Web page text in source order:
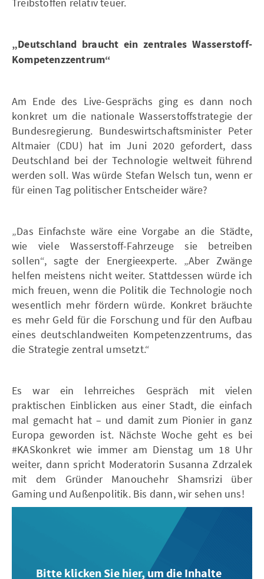
„Deutschland braucht ein zentrales Wasserstoff-
Kompetenzzentrum“
Am Ende des Live-Gesprächs ging es dann noch
konkret um die nationale Wasserstoffstrategie der
Bundesregierung. Bundeswirtschaftsminister Peter
Altmaier (CDU) hat im Juni 2020 gefordert, dass
Deutschland bei der Technologie weltweit führend
werden soll. Was würde Stefan Welsch tun, wenn er
für einen Tag politischer Entscheider wäre?
„Das Einfachste wäre eine Vorgabe an die Städte,
wie viele Wasserstoff-Fahrzeuge sie betreiben
sollen“, sagte der Energieexperte. „Aber Zwänge
helfen meistens nicht weiter. Stattdessen würde ich
mich freuen, wenn die Politik die Technologie noch
wesentlich mehr fördern würde. Konkret bräuchte
es mehr Geld für die Forschung und für den Aufbau
eines deutschlandweiten Kompetenzzentrums, das
die Strategie zentral umsetzt.“
Es war ein lehrreiches Gespräch mit vielen
praktischen Einblicken aus einer Stadt, die einfach
mal gemacht hat – und damit zum Pionier in ganz
Europa geworden ist. Nächste Woche geht es bei
#KASkonkret wie immer am Dienstag um 18 Uhr
weiter, dann spricht Moderatorin Susanna Zdrzalek
mit dem Gründer Manouchehr Shamsrizi über
Gaming und Außenpolitik. Bis dann, wir sehen uns!
Bitte klicken Sie hier, um die Inhalte